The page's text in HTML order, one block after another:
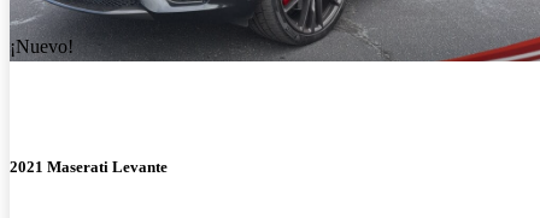
¡Nuevo!
2021 Maserati Levante